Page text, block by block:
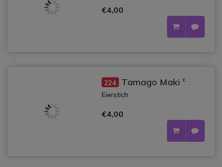
€4,00
224 Tamago Maki c
Eierstich
€4,00